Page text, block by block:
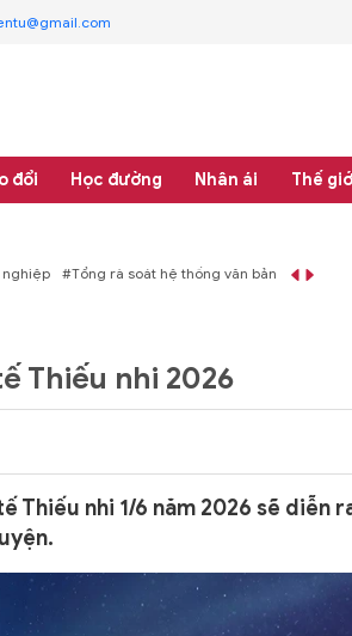
đổi Học đường Nhân ái Thế
#Tổng rà soát hệ thống văn bản quy phạm
Thiếu nhi 2026
Thiếu nhi 1/6 năm 2026 sẽ diễn